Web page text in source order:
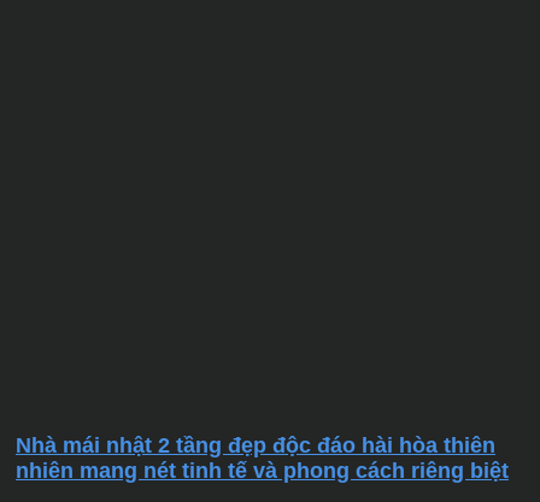
Nhà mái nhật 2 tầng đẹp độc đáo hài hòa thiên
nhiên mang nét tinh tế và phong cách riêng biệt